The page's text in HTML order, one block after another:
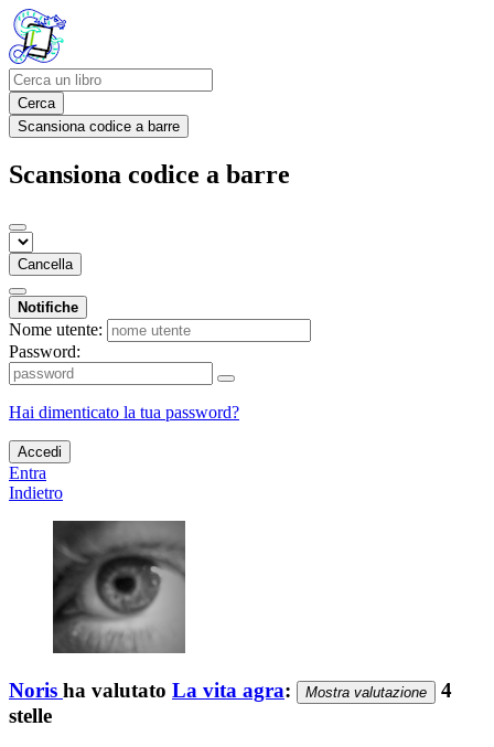
Cerca
Scansiona codice a barre
Scansiona codice a barre
Cancella
Notifiche
Nome utente:
Password:
Hai dimenticato la tua password?
Accedi
Entra
Indietro
Noris ha valutato La vita agra: Mostra valutazione
4
stelle